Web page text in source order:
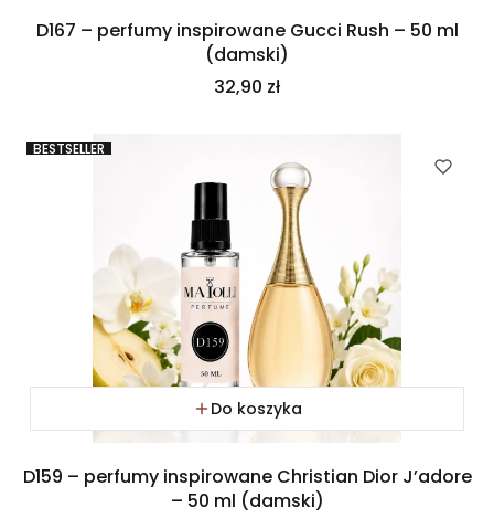
D167 – perfumy inspirowane Gucci Rush – 50 ml
(damski)
Cena
32,90 zł
BESTSELLER
Do koszyka
D159 – perfumy inspirowane Christian Dior J’adore
– 50 ml (damski)